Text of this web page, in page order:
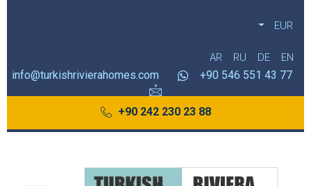
EUR
EN
DE
RU
AR
77 43 551 546 90+
info@turkishrivierahomes.com
88 23 230 242 90+